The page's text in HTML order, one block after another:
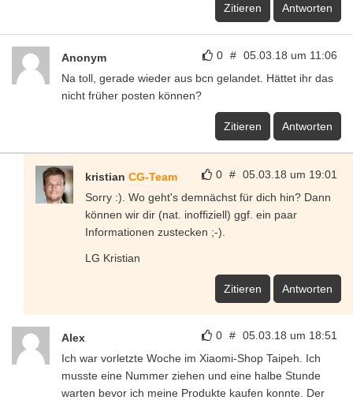
Zitieren Antworten
0 # 05.03.18 um 11:06
Anonym
Na toll, gerade wieder aus bcn gelandet. Hättet ihr das
nicht früher posten können?
Zitieren Antworten
0 # 05.03.18 um 19:01
kristian CG-Team
Sorry :). Wo geht's demnächst für dich hin? Dann
können wir dir (nat. inoffiziell) ggf. ein paar
Informationen zustecken ;-).
LG Kristian
Zitieren Antworten
0 # 05.03.18 um 18:51
Alex
Ich war vorletzte Woche im Xiaomi-Shop Taipeh. Ich
musste eine Nummer ziehen und eine halbe Stunde
warten bevor ich meine Produkte kaufen konnte. Der